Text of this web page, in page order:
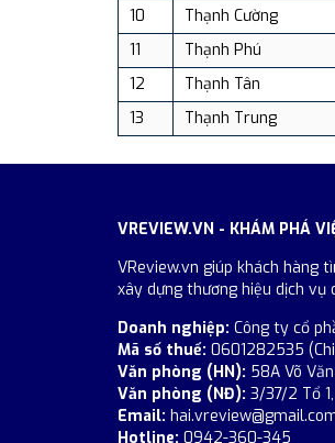
10
Thạnh Cường
11
Thạnh Phú
12
Thạnh Tân
13
Thạnh Trung
VREVIEW.VN - KHÁM PHÁ
VReview.vn giúp khách hàng
xây dựng thương hiệu dịch vụ
Doanh nghiệp: Công ty cổ
Mã số thuế: 0601282535
Văn phòng (HN): 58A Võ
Văn phòng (NĐ): 3/37/2 Tổ
Email:
Hotline: 0942-360-345